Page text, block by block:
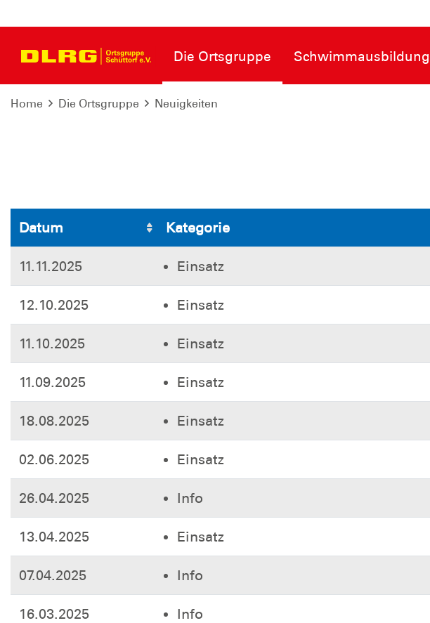
Die Ortsgruppe Schwimmausbildung
Home Die Ortsgruppe Neuigkeiten
Datum Kategorie
11.11.2025 Einsatz
12.10.2025 Einsatz
11.10.2025 Einsatz
11.09.2025 Einsatz
18.08.2025 Einsatz
02.06.2025 Einsatz
26.04.2025 Info
13.04.2025 Einsatz
07.04.2025 Info
16.03.2025 Info